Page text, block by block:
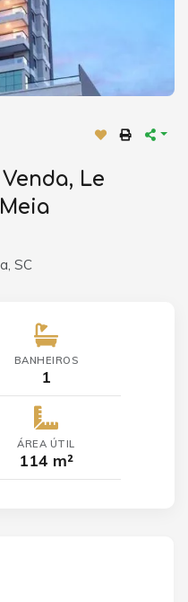
Le
SC
BANHEIROS
1
ÁREA ÚTIL
114 m²